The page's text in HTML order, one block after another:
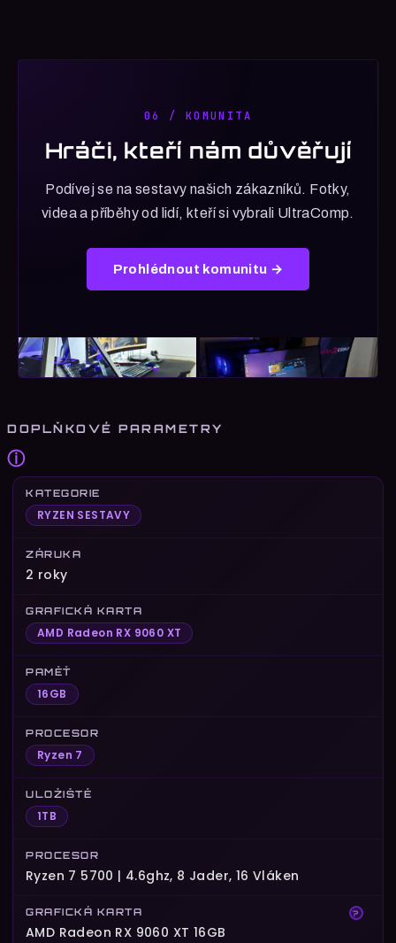
06 / KOMUNITA
Hráči, kteří nám důvěřují
Podívej se na sestavy našich zákazníků. Fotky,
videa a příběhy od lidí, kteří si vybrali UltraComp.
Prohlédnout komunitu →
DOPLŇKOVÉ PARAMETRY
ⓘ
KATEGORIE
RYZEN SESTAVY
ZÁRUKA
2 roky
GRAFICKÁ KARTA
AMD Radeon RX 9060 XT
PAMĚŤ
16GB
PROCESOR
Ryzen 7
ULOŽIŠTĚ
1TB
PROCESOR
Ryzen 7 5700 | 4.6ghz, 8 Jader, 16 Vláken
?
GRAFICKÁ KARTA
AMD Radeon RX 9060 XT 16GB